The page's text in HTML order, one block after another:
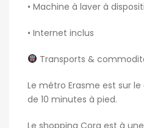
• Machine à laver à
• Internet inclus
Transports &
Le métro Erasme est sur
de 10 minutes à pied.